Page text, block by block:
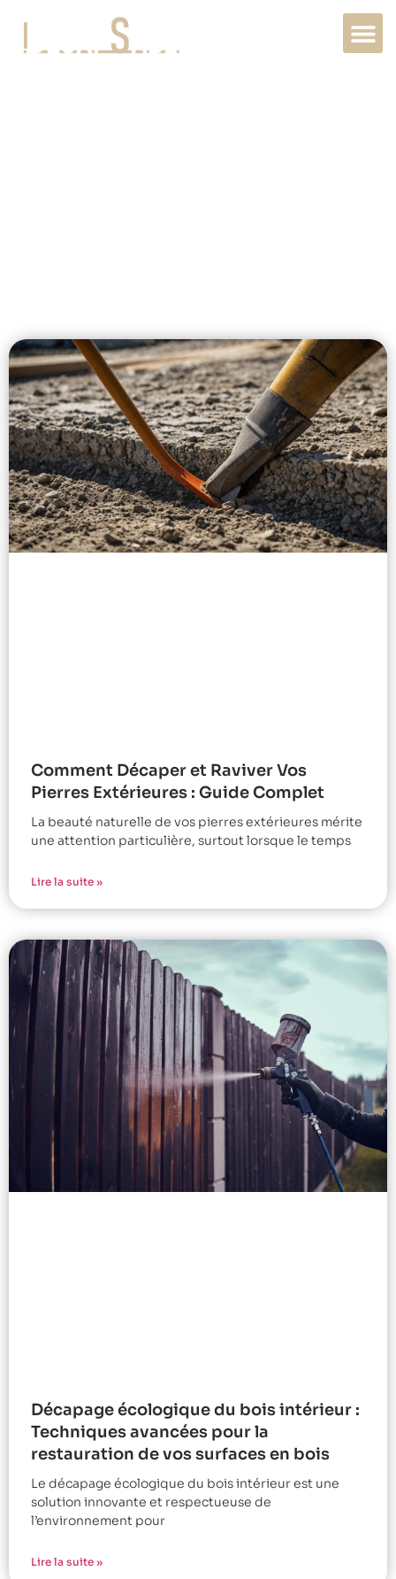
Comment Décaper et Raviver Vos
Pierres Extérieures : Guide Complet
La beauté naturelle de vos pierres extérieures mérite
une attention particulière, surtout lorsque le temps
Lire la suite »
Décapage écologique du bois intérieur :
Techniques avancées pour la
restauration de vos surfaces en bois
Le décapage écologique du bois intérieur est une
solution innovante et respectueuse de
l’environnement pour
Lire la suite »